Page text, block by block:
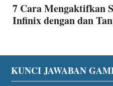
7 Cara Mengaktifkan
Infinix dengan dan
Footer
KUNCI JAWABAN